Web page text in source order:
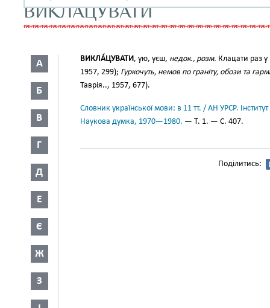
ВИКЛАЦУВАТИ
А
Б
В
Г
Д
Е
Є
Ж
З
ВИКЛА́ЦУВАТИ, ую, уєш, недок., розм. Клацати раз
1957, 299); Гуркочуть, немов по граніту, обози та
Таврія.., 1957, 677).
Словник української мови: в 11 тт. / АН УРСР.
Наукова думка, 1970—1980. — Т. 1. — С. 407.
Поділитись: